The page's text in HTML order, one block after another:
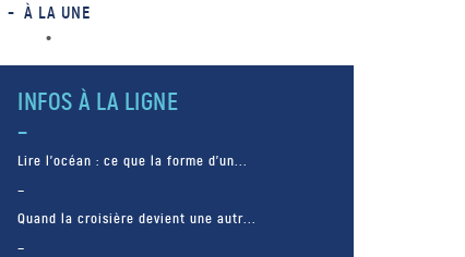
À LA UNE
INFOS À LA LIGNE
Lire l’océan : ce que la forme d’un...
Quand la croisière devient une autr...